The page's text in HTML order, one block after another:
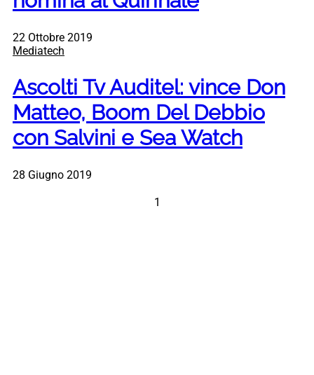
22 Ottobre 2019
Mediatech
Ascolti Tv Auditel: vince Don
Matteo, Boom Del Debbio
con Salvini e Sea Watch
28 Giugno 2019
1